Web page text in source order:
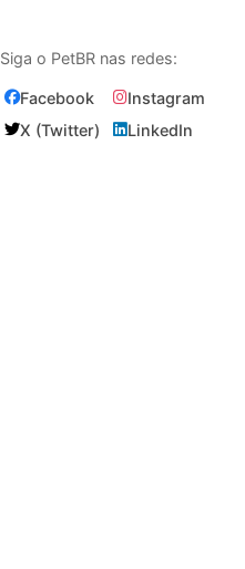
Siga o PetBR nas redes:
Facebook
Instagram
X (Twitter)
LinkedIn